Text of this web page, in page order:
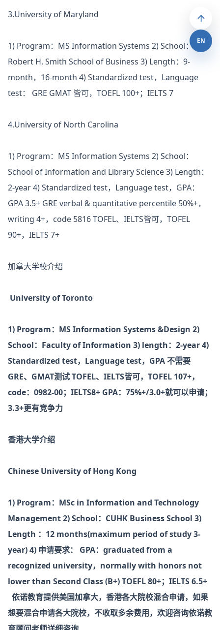
3.University of Maryland
1) Program：MS Information Systems 2) School：
Robert H. Smith School of Business 3) Length：9-
month，16-month 4) Standardized test，Language
test： GRE GMAT 皆可，TOEFL 100+；IELTS 7
4.University of North Carolina
1) Program：MS Information Systems 2) School：
School of Information and Library Science 3) Length：
2-year 4) Standardized test，Language test，GPA：
GPA 3.5+ GRE verbal & quantitative percentile 50%+，
writing 4+，code 5816 TOFEL、IELTS皆可，TOFEL
90+，IELTS 7+
加拿大学校介绍
University of Toronto
1) Program：MS Information Systems &Design 2)
School：Faculty of Information 3) length：2-year4)
Standardized test，Language test，GPA不需要
GRE、GMAT测试TOFEL、IELTS皆可，TOFEL 107+，
code：0982-00；IELTS8+ GPA：75%+/3.0+就可以申请；
3.3+更有竞争力
香港大学介绍
Chinese University of Hong Kong
1) Program：MSc in Information and Technology
Management2) School：CUHK Business School 3)
Length ：12 months(maximum period of study 3-
year)4) 申请要求：
GPA：graduated from a
recognized university，normally with honors not
lower than Second Class (B+)TOEFL 80+；IELTS 6.5+
依诺教育提供美国加拿大，香港各大院校混合申请，如果
想要混合申请各大院校，不收取多余费用，欢迎咨询依诺教
EN